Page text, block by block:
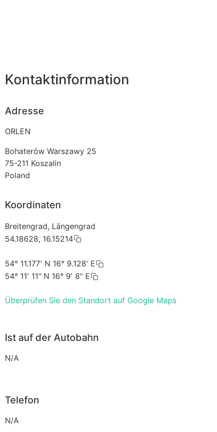
Kontaktinformation
Adresse
ORLEN
Bohaterów Warszawy 25
75-211 Koszalin
Poland
Koordinaten
Breitengrad, Längengrad
54.18628, 16.15214
54° 11.177' N 16° 9.128' E
54° 11' 11" N 16° 9' 8" E
Überprüfen Sie den Standort auf Google Maps
Ist auf der Autobahn
N/A
Telefon
N/A